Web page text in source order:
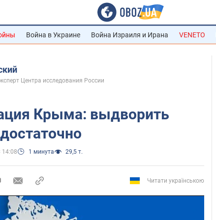
Война в Украине Война Израиля и Ирана VENETO
Центра исследования России
Крыма: выдворить
14:08 1 минута 29,5 т.
Читати українською